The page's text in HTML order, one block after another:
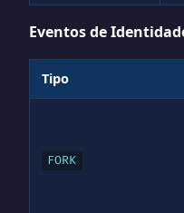
Eventos de
Tipo
FORK